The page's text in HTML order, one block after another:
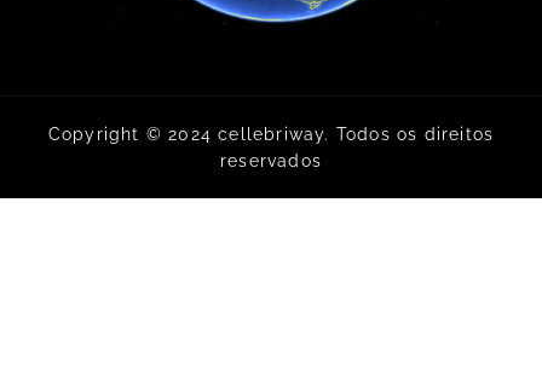
Copyright © 2024 cellebriway. Todos os direitos
reservados